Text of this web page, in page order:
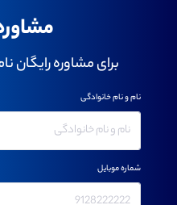
برای مشاوره رایگان
نام و نام خانوادگی
شماره موبایل